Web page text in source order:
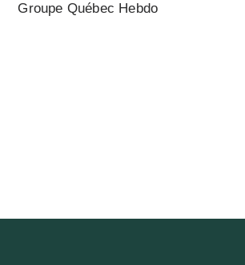
Groupe Québec Hebdo